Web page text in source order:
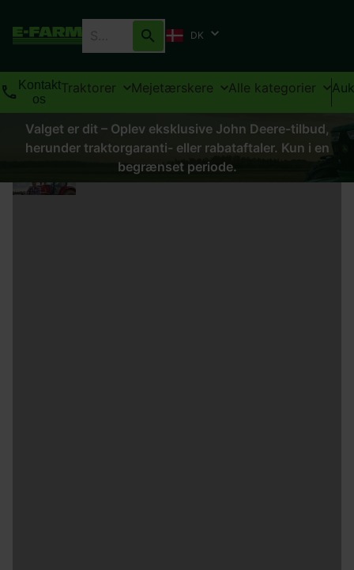
DK
Kontakt
os
Traktorer Mejetærskere Alle kategorier
Valget er dit – Oplev eksklusive John Deere-tilbud,
herunder traktorgaranti- eller rabataftaler. Kun i en
begrænset periode.